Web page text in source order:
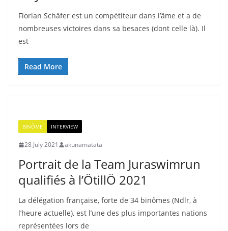
Florian Schäfer est un compétiteur dans l’âme et a de
nombreuses victoires dans sa besaces (dont celle là). Il
est
Read More
BINÔME INTERVIEW
28 July 2021 akunamatata
Portrait de la Team Juraswimrun
qualifiés à l’ÖtillÖ 2021
La délégation française, forte de 34 binômes (Ndlr, à
l’heure actuelle), est l’une des plus importantes nations
représentées lors de